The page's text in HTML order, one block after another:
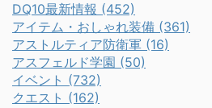
DQ10最新情報 (452)
アイテム・おしゃれ装備 (361)
アストルティア防衛軍 (16)
アスフェルド学園 (50)
イベント (732)
クエスト (162)